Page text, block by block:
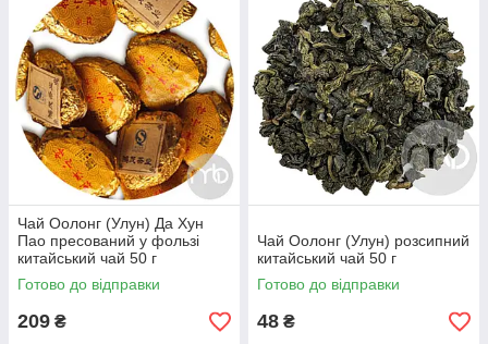
Чай Оолонг (Улун) Да Хун
Пао пресований у фользі
китайський чай 50 г
Готово до відправки
209 ₴
Чай Оолонг (Улун) розсипний
китайський чай 50 г
Готово до відправки
48 ₴